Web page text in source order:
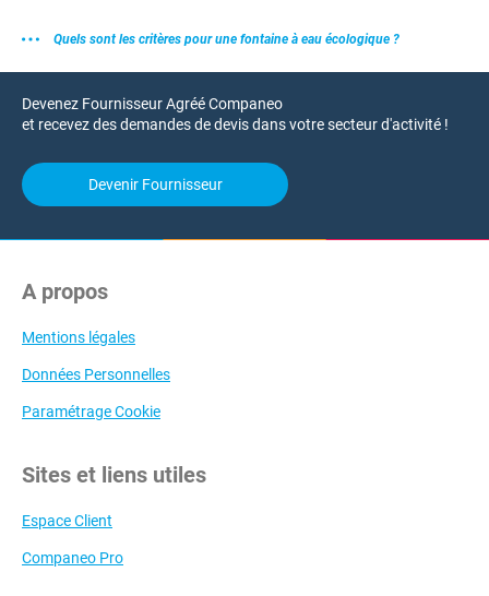
Quels sont les critères pour une fontaine à eau écologique ?
Devenez Fournisseur Agréé Companeo
et recevez des demandes de devis dans votre secteur d'activité !
Devenir Fournisseur
A propos
Mentions légales
Données Personnelles
Paramétrage Cookie
Sites et liens utiles
Espace Client
Companeo Pro